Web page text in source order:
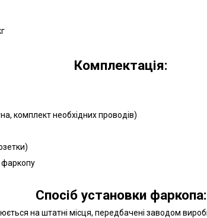
Комплектація:
комплект необхідних проводів)
фаркопу
Спосіб установки фаркопа:
на штатні місця, передбачені заводом